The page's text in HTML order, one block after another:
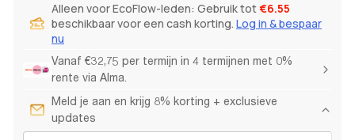
Alleen voor EcoFlow-leden: Gebruik tot€6.55
beschikbaar voor een cash korting. Log in & bespaar
nu
Vanaf €32,75 per termijn in 4 termijnen met 0%
rente via Alma.
Meld je aan en krijg 8% korting + exclusieve
updates